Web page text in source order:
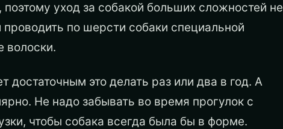
уход за собакой больших сложностей не
по шерсти собаки специальной
волоски.
достаточным это делать раз или два в год. А
Не надо забывать во время прогулок с
чтобы собака всегда была бы в форме.